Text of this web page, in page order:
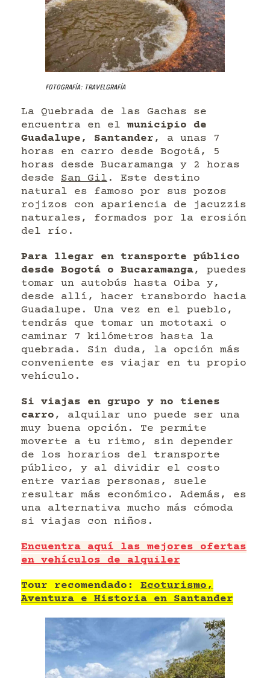
Fotografía: Travelgrafía
La Quebrada de las Gachas se
encuentra en el municipio de
Guadalupe, Santander , a unas 7
horas en carro desde Bogotá, 5
horas desde Bucaramanga y 2 horas
desde San Gil . Este destino
natural es famoso por sus pozos
rojizos con apariencia de jacuzzis
naturales, formados por la erosión
del río.
Para llegar en transporte público
desde Bogotá o Bucaramanga, puedes
tomar un autobús hasta Oiba y,
desde allí, hacer transbordo hacia
Guadalupe. Una vez en el pueblo,
tendrás que tomar un mototaxi o
caminar 7 kilómetros hasta la
quebrada. Sin duda, la opción más
conveniente es viajar en tu propio
vehículo.
Si viajas en grupo y no tienes
carro , alquilar uno puede ser una
muy buena opción. Te permite
moverte a tu ritmo, sin depender
de los horarios del transporte
público, y al dividir el costo
entre varias personas, suele
resultar más económico. Además, es
una alternativa mucho más cómoda
si viajas con niños.
Encuentra aquí las mejores ofertas
en vehículos de alquiler
Tour recomendado: Ecoturismo,
Aventura e Historia en Santander